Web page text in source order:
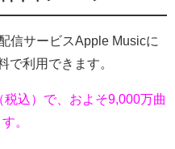
信サービスApple Musicに
で利用できます。
込）で、およそ9,000万曲
。